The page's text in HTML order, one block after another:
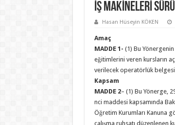
İŞ MAKİNELERİ
Hasan Hüseyin KÖKEN
Amaç
MADDE 1- (1) Bu
eğitimlerini veren kursların
verilecek operatörlük
Kapsam
MADDE 2– (1) Bu Yönerge,
nci maddesi kapsamında
Öğretim Kurumları Kanuna
çalışma ruhsatı düzenlenen